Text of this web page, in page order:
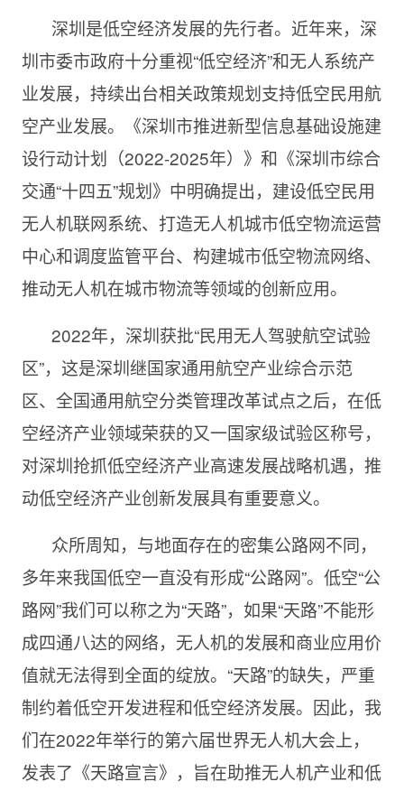
深圳是低空经济发展的先行者。近年来，深
圳市委市政府十分重视“低空经济”和无人系统产
业发展，持续出台相关政策规划支持低空民用航
空产业发展。《深圳市推进新型信息基础设施建
设行动计划（2022-2025年）》和《深圳市综合
交通“十四五”规划》中明确提出，建设低空民用
无人机联网系统、打造无人机城市低空物流运营
中心和调度监管平台、构建城市低空物流网络、
推动无人机在城市物流等领域的创新应用。
2022年，深圳获批“民用无人驾驶航空试验
区”，这是深圳继国家通用航空产业综合示范
区、全国通用航空分类管理改革试点之后，在低
空经济产业领域荣获的又一国家级试验区称号，
对深圳抢抓低空经济产业高速发展战略机遇，推
动低空经济产业创新发展具有重要意义。
众所周知，与地面存在的密集公路网不同，
多年来我国低空一直没有形成“公路网”。低空“公
路网”我们可以称之为“天路”，如果“天路”不能形
成四通八达的网络，无人机的发展和商业应用价
值就无法得到全面的绽放。“天路”的缺失，严重
制约着低空开发进程和低空经济发展。因此，我
们在2022年举行的第六届世界无人机大会上，
发表了《天路宣言》，旨在助推无人机产业和低